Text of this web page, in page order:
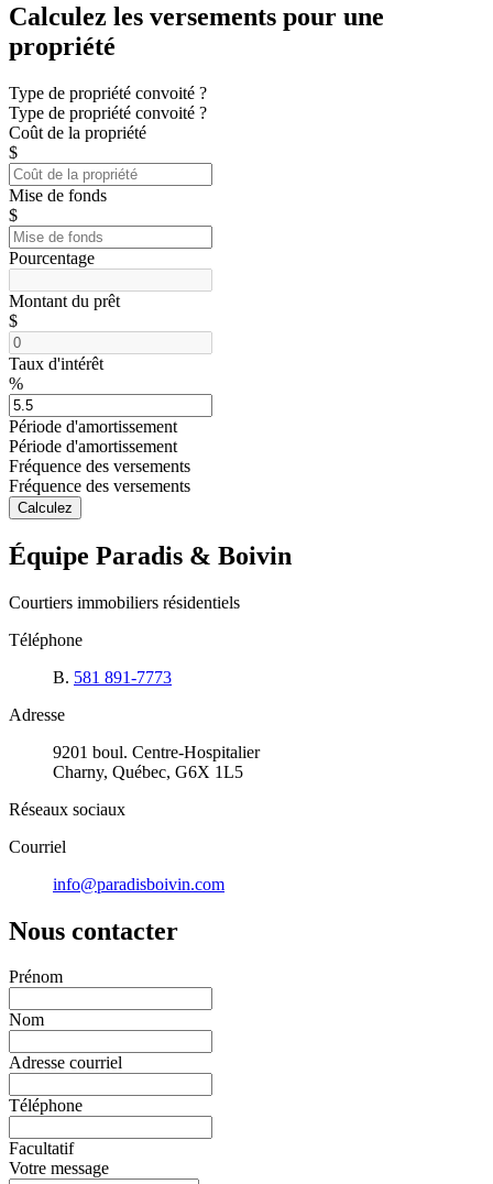
Calculez les versements pour une
propriété
Type de propriété convoité ?
Type de propriété convoité ?
Coût de la propriété
$
Mise de fonds
$
Pourcentage
Montant du prêt
$
Taux d'intérêt
%
Période d'amortissement
Période d'amortissement
Fréquence des versements
Fréquence des versements
Calculez
Équipe Paradis & Boivin
Courtiers immobiliers résidentiels
Téléphone
B. 581 891-7773
Adresse
9201 boul. Centre-Hospitalier
Charny, Québec, G6X 1L5
Réseaux sociaux
Courriel
info@paradisboivin.com
Nous contacter
Prénom
Nom
Adresse courriel
Téléphone
Facultatif
Votre message